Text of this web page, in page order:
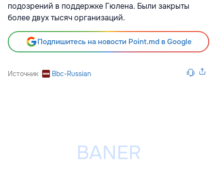
подозрений в поддержке Гюлена. Были закрыты
более двух тысяч организаций.
Подпишитесь на новости Point.md в Google
Источник Bbc-Russian